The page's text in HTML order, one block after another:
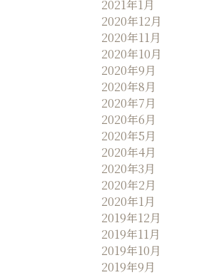
2021年1月
2020年12月
2020年11月
2020年10月
2020年9月
2020年8月
2020年7月
2020年6月
2020年5月
2020年4月
2020年3月
2020年2月
2020年1月
2019年12月
2019年11月
2019年10月
2019年9月